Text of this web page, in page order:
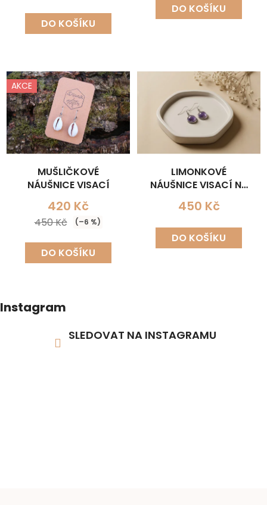
DO KOŠÍKU
DO KOŠÍKU
AKCE
MUŠLIČKOVÉ
NÁUŠNICE VISACÍ
420 Kč
450 Kč (–6 %)
DO KOŠÍKU
LIMONKOVÉ
NÁUŠNICE VISACÍ NA
LŮŽKU
450 Kč
DO KOŠÍKU
Instagram
SLEDOVAT NA INSTAGRAMU